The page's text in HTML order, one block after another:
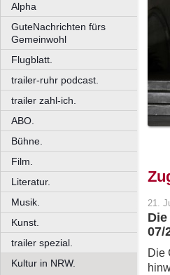
Alpha
GuteNachrichten fürs
Gemeinwohl
Flugblatt.
trailer-ruhr podcast.
trailer zahl-ich.
ABO.
Bühne.
Film.
Literatur.
Musik.
Kunst.
trailer spezial.
Kultur in NRW.
21.
07/
Die